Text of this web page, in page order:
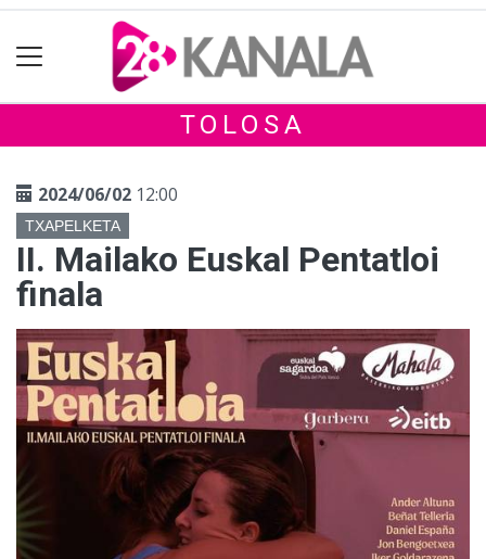
TOLOSA
2024/06/02 12:00
TXAPELKETA
II. Mailako Euskal Pentatloi
finala